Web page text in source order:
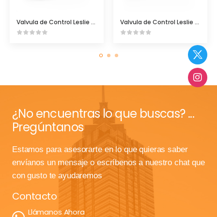
Valvula de Control Leslie Dboy Valvula de Control Leslie Aeroflow
¿No encuentras lo que buscas? ...
Pregúntanos
Estamos para asesorarte en lo que quieras saber
envíanos un mensaje o escríbenos a nuestro chat que
con gusto te ayudaremos
Contacto
Llámanos Ahora